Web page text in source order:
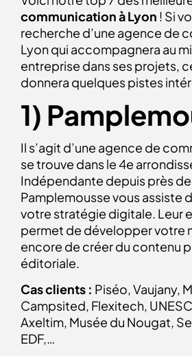
communication à Lyon ! Si
recherche d’une agence de
Lyon qui accompagnera au
entreprise dans ses projets,
donnera quelques pistes
1)
Il s’agit d’une agence de
se trouve dans le 4e
Indépendante depuis près
Pamplemousse vous assiste
votre stratégie digitale. Leur
permet de développer votre
encore de créer du contenu
éditoriale.
Cas clients : Piséo, Vaujany,
Campsited, Flexitech,
Axeltim, Musée du Nougat,
EDF,…